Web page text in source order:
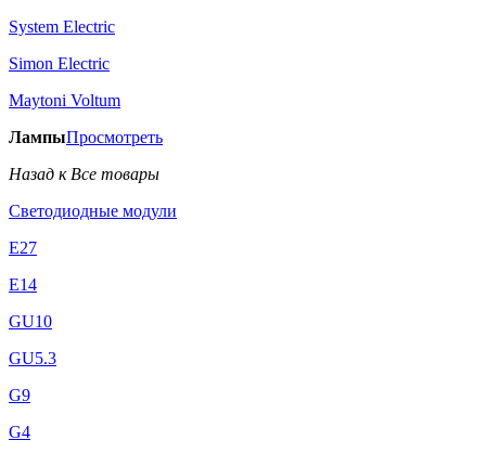
System Electric
Simon Electric
Maytoni Voltum
ЛампыПросмотреть
Назад к Все товары
Светодиодные модули
E27
E14
GU10
GU5.3
G9
G4